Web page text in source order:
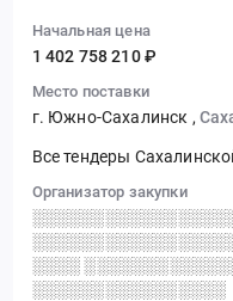
Начальная цена
1 402 758 210 ₽
Место поставки
г. Южно-Сахалинск ,
Все тендеры
Организатор закупки
░░░░
░░░░░░░░░░░░░░░░